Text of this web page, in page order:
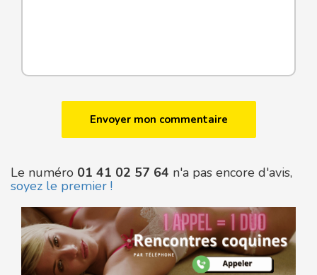
Le numéro 01 41 02 57 64 n'a pas encore d'avis,
soyez le premier !